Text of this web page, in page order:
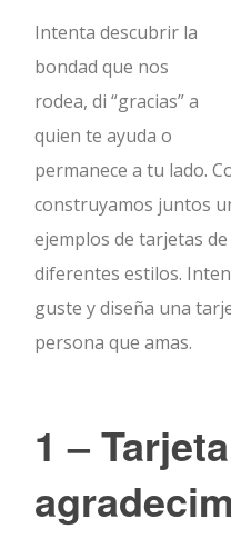
Intenta descubrir la
bondad que nos
rodea, di “gracias” a
quien te ayuda o
permanece a tu lado.
construyamos juntos
ejemplos de tarjetas
diferentes estilos.
guste y diseña una
persona que amas.
1 –